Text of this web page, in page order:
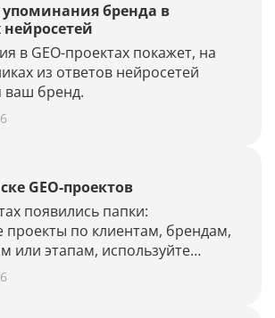
упоминания бренда в
в GEO-проектах покажет, на
из ответов нейросетей
ваш бренд.
GEO-проектов
появились папки:
проекты по клиентам, брендам,
или этапам, используйте
находите нужные.
в списке проектов.